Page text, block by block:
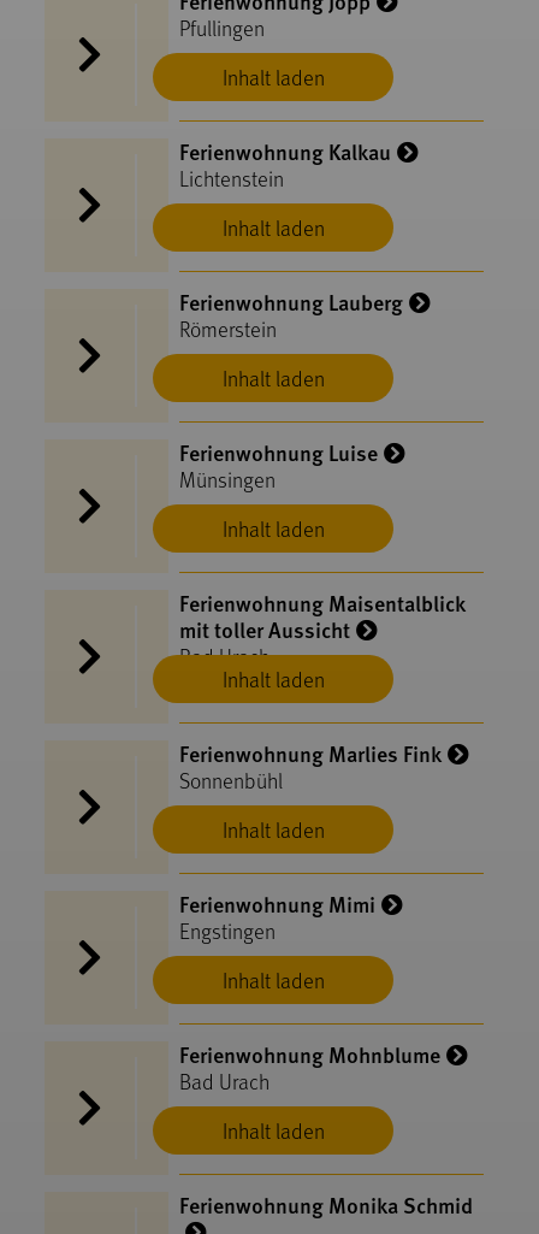
Inhalt laden
Pfullingen
Inhalt laden
Ferienwohnung Kalkau
Lichtenstein
Inhalt laden
Ferienwohnung Lauberg
Römerstein
Inhalt laden
Ferienwohnung Luise
Münsingen
Inhalt laden
Ferienwohnung Maisentalblick
mit toller Aussicht
Bad Urach
Inhalt laden
Ferienwohnung Marlies Fink
Sonnenbühl
Inhalt laden
Ferienwohnung Mimi
Engstingen
Inhalt laden
Ferienwohnung Mohnblume
Bad Urach
Ferienwohnung Monika Schmid